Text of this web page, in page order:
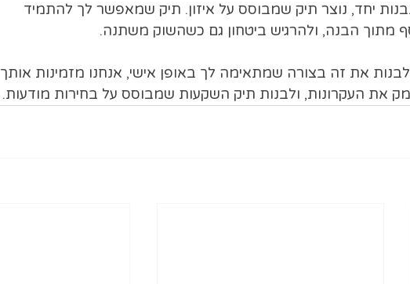
יחד, נוצר תיק שמבוסס על איזון. תיק שמאפשר לך להתמיד
מתוך הבנה, ולהרגיש ביטחון גם כשהשוק משתנה.
את זה בצורה שמתאימה לך באופן אישי, אנחנו מזמינות אותך
את העקרונות, ולבנות תיק השקעות שמבוסס על בחירות מודעות.